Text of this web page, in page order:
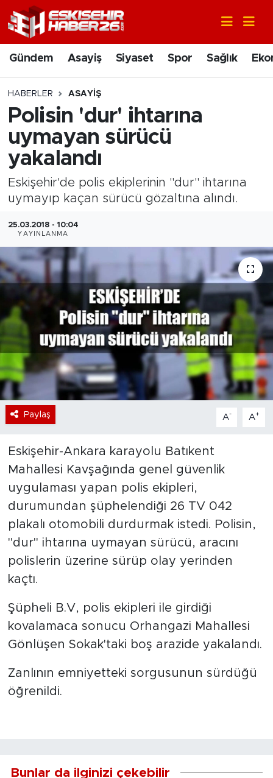
Gündem Asayiş Siyaset Spor Sağlık
HABERLER ASAYIŞ
Polisin 'dur' ihtarına
uymayan sürücü
yakalandı
Eskişehir'de polis ekiplerinin "dur" ihtarına
uymayıp kaçan sürücü gözaltına alındı.
25.03.2018 - 10:04
YAYINLANMA
Paylaş A- A+
Eskişehir-Ankara karayolu Batıkent
Mahallesi Kavşağında genel güvenlik
uygulaması yapan polis ekipleri,
durumundan şüphelendiği 26 TV 042
plakalı otomobili durdurmak istedi. Polisin,
"dur" ihtarına uymayan sürücü, aracını
polislerin üzerine sürüp olay yerinden
kaçtı.
Şüpheli B.V, polis ekipleri ile girdiği
kovalamaca sonucu Orhangazi Mahallesi
Gönlüşen Sokak'taki boş arazide yakalandı.
Zanlının emniyetteki sorgusunun sürdüğü
öğrenildi.
Bunlar da ilginizi çekebilir
Gündem
Asayiş
Siyaset
Spor
Ekonomi
Eğitim
Sanat
Teknoloji
Magazin
Dünya
Sektör
Nöbetçi Eczaneler
Hava Durumu
Trafik Durumu
Süper Lig Puan Durumu ve Fikstür
Son Dakika Haberleri
Haber Arşivi